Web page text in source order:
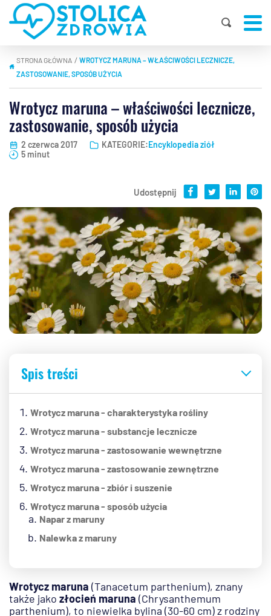
STRONA GŁÓWNA | WROTYCZ MARUNA – WŁAŚCIWOŚCI LECZNICZE,
ZASTOSOWANIE, SPOSÓB UŻYCIA
Wrotycz maruna – właściwości lecznicze,
zastosowanie, sposób użycia
2 czerwca 2017 KATEGORIE:Encyklopedia ziół
5 minut
Udostępnij
Spis treści
Wrotycz maruna - charakterystyka rośliny
Wrotycz maruna - substancje lecznicze
Wrotycz maruna - zastosowanie wewnętrzne
Wrotycz maruna - zastosowanie zewnętrzne
Wrotycz maruna - zbiór i suszenie
Wrotycz maruna - sposób użycia
Napar z maruny
Nalewka z maruny
Wrotycz maruna (Tanacetum parthenium), znany
także jako złocień maruna (Chrysanthemum
parthenium), to niewielka bylina (30-60 cm) z rodziny